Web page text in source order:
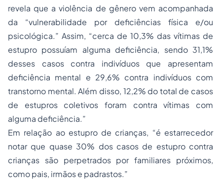
revela que a violência de gênero vem acompanhada
da “vulnerabilidade por deficiências física e/ou
psicológica.” Assim, “cerca de 10,3% das vítimas de
estupro possuíam alguma deficiência, sendo 31,1%
desses casos contra indivíduos que apresentam
deficiência mental e 29,6% contra indivíduos com
transtorno mental. Além disso, 12,2% do total de casos
de estupros coletivos foram contra vítimas com
alguma deficiência.”
Em relação ao estupro de crianças, “é estarrecedor
notar que quase 30% dos casos de estupro contra
crianças são perpetrados por familiares próximos,
como pais, irmãos e padrastos.”